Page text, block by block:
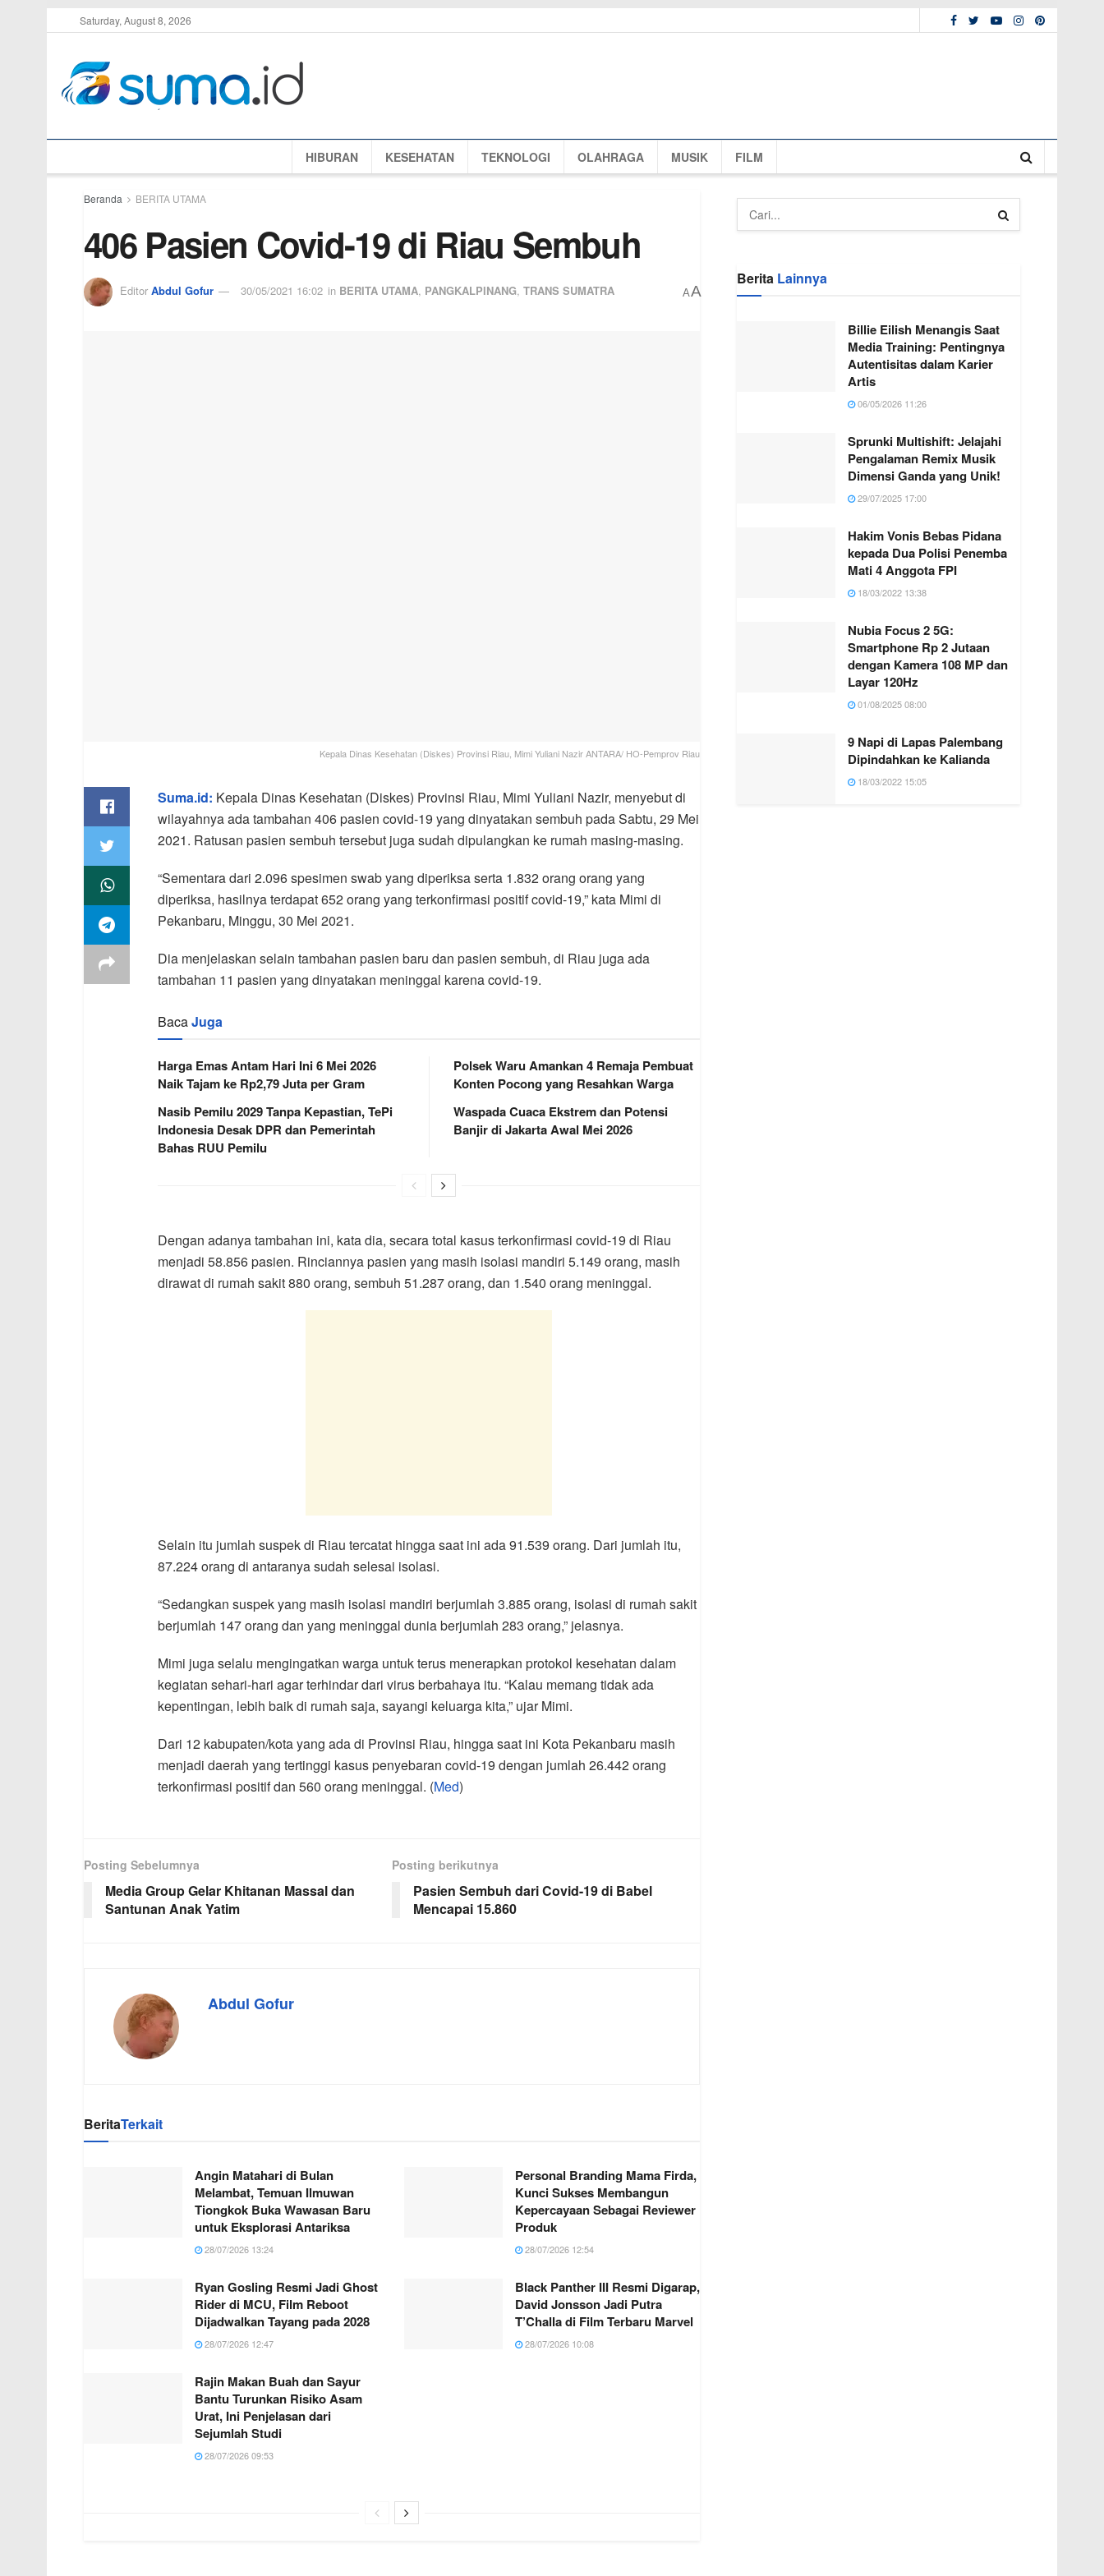
Saturday, August 8, 2026
HIBURAN KESEHATAN TEKNOLOGI OLAHRAGA MUSIK FILM
Beranda BERITA UTAMA
406 Pasien Covid-19 di Riau Sembuh
Editor Abdul Gofur 30/05/2021 16:02 in BERITA UTAMA, PANGKALPINANG, TRANS SUMATRA AA
Kepala Dinas Kesehatan (Diskes) Provinsi Riau, Mimi Yuliani Nazir ANTARA/ HO-Pemprov Riau
Suma.id: Kepala Dinas Kesehatan (Diskes) Provinsi Riau, Mimi Yuliani Nazir, menyebut di
wilayahnya ada tambahan 406 pasien covid-19 yang dinyatakan sembuh pada Sabtu, 29 Mei
2021. Ratusan pasien sembuh tersebut juga sudah dipulangkan ke rumah masing-masing.
“Sementara dari 2.096 spesimen swab yang diperiksa serta 1.832 orang orang yang
diperiksa, hasilnya terdapat 652 orang yang terkonfirmasi positif covid-19,” kata Mimi di
Pekanbaru, Minggu, 30 Mei 2021.
Dia menjelaskan selain tambahan pasien baru dan pasien sembuh, di Riau juga ada
tambahan 11 pasien yang dinyatakan meninggal karena covid-19.
BacaJuga
Harga Emas Antam Hari Ini 6 Mei 2026
Naik Tajam ke Rp2,79 Juta per Gram
Nasib Pemilu 2029 Tanpa Kepastian, TePi
Indonesia Desak DPR dan Pemerintah
Bahas RUU Pemilu
Polsek Waru Amankan 4 Remaja Pembuat
Konten Pocong yang Resahkan Warga
Waspada Cuaca Ekstrem dan Potensi
Banjir di Jakarta Awal Mei 2026
Dengan adanya tambahan ini, kata dia, secara total kasus terkonfirmasi covid-19 di Riau
menjadi 58.856 pasien. Rinciannya pasien yang masih isolasi mandiri 5.149 orang, masih
dirawat di rumah sakit 880 orang, sembuh 51.287 orang, dan 1.540 orang meninggal.
Selain itu jumlah suspek di Riau tercatat hingga saat ini ada 91.539 orang. Dari jumlah itu,
87.224 orang di antaranya sudah selesai isolasi.
“Sedangkan suspek yang masih isolasi mandiri berjumlah 3.885 orang, isolasi di rumah sakit
berjumlah 147 orang dan yang meninggal dunia berjumlah 283 orang,” jelasnya.
Mimi juga selalu mengingatkan warga untuk terus menerapkan protokol kesehatan dalam
kegiatan sehari-hari agar terhindar dari virus berbahaya itu. “Kalau memang tidak ada
kepentingan, lebih baik di rumah saja, sayangi keluarga kita,” ujar Mimi.
Dari 12 kabupaten/kota yang ada di Provinsi Riau, hingga saat ini Kota Pekanbaru masih
menjadi daerah yang tertinggi kasus penyebaran covid-19 dengan jumlah 26.442 orang
terkonfirmasi positif dan 560 orang meninggal. (Med)
Posting Sebelumnya
Media Group Gelar Khitanan Massal dan
Santunan Anak Yatim
Posting berikutnya
Pasien Sembuh dari Covid-19 di Babel
Mencapai 15.860
Abdul Gofur
BeritaTerkait
Angin Matahari di Bulan
Melambat, Temuan Ilmuwan
Tiongkok Buka Wawasan Baru
untuk Eksplorasi Antariksa
28/07/2026 13:24
Personal Branding Mama Firda,
Kunci Sukses Membangun
Kepercayaan Sebagai Reviewer
Produk
28/07/2026 12:54
Ryan Gosling Resmi Jadi Ghost
Rider di MCU, Film Reboot
Dijadwalkan Tayang pada 2028
28/07/2026 12:47
Black Panther III Resmi Digarap,
David Jonsson Jadi Putra
T’Challa di Film Terbaru Marvel
28/07/2026 10:08
Rajin Makan Buah dan Sayur
Bantu Turunkan Risiko Asam
Urat, Ini Penjelasan dari
Sejumlah Studi
28/07/2026 09:53
Berita Lainnya
Billie Eilish Menangis Saat
Media Training: Pentingnya
Autentisitas dalam Karier
Artis
06/05/2026 11:26
Sprunki Multishift: Jelajahi
Pengalaman Remix Musik
Dimensi Ganda yang Unik!
29/07/2025 17:00
Hakim Vonis Bebas Pidana
kepada Dua Polisi Penemba
Mati 4 Anggota FPI
18/03/2022 13:38
Nubia Focus 2 5G:
Smartphone Rp 2 Jutaan
dengan Kamera 108 MP dan
Layar 120Hz
01/08/2025 08:00
9 Napi di Lapas Palembang
Dipindahkan ke Kalianda
18/03/2022 15:05